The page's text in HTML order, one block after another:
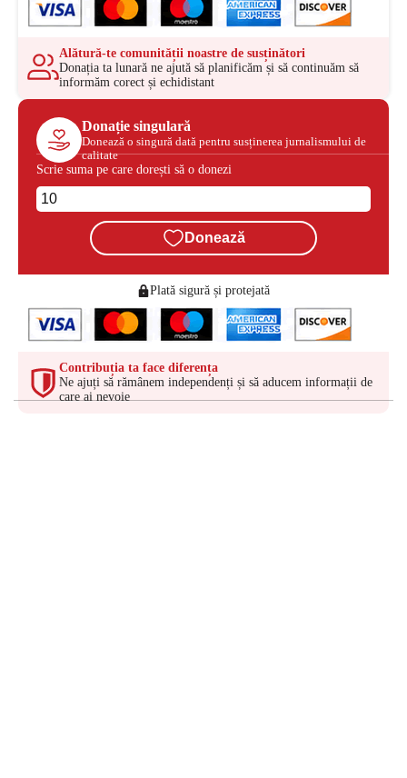
Alătură-te comunității noastre de susținători
Donația ta lunară ne ajută să planificăm și să continuăm să
informăm corect și echidistant
Donație singulară
Donează o singură dată pentru susținerea jurnalismului de
calitate
Scrie suma pe care dorești să o donezi
Donează
Plată sigură și protejată
Contribuția ta face diferența
Ne ajuți să rămânem independenți și să aducem informații de
care ai nevoie